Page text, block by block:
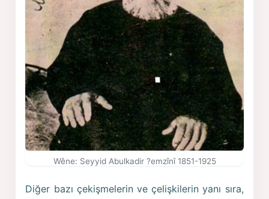
Wêne: Seyyid Abulkadir ?emzînî 1851-1925
Diğer bazı çekişmelerin ve çelişkilerin yanı sıra,